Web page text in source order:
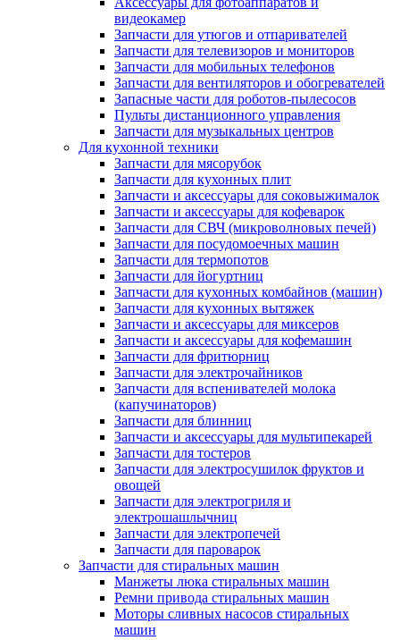
видеокамер
Запчасти для утюгов и отпаривателей
Запчасти для телевизоров и мониторов
Запчасти для мобильных телефонов
Запчасти для вентиляторов и обогревателей
Запасные части для роботов-пылесосов
Пульты дистанционного управления
Запчасти для музыкальных центров
Для кухонной техники
Запчасти для мясорубок
Запчасти для кухонных плит
Запчасти и аксессуары для соковыжималок
Запчасти и аксессуары для кофеварок
Запчасти для СВЧ (микроволновых печей)
Запчасти для посудомоечных машин
Запчасти для термопотов
Запчасти для йогуртниц
Запчасти для кухонных комбайнов (машин)
Запчасти для кухонных вытяжек
Запчасти и аксессуары для миксеров
Запчасти и аксессуары для кофемашин
Запчасти для фритюрниц
Запчасти для электрочайников
Запчасти для вспенивателей молока
(капучинаторов)
Запчасти для блинниц
Запчасти и аксессуары для мультипекарей
Запчасти для тостеров
Запчасти для электросушилок фруктов и
овощей
Запчасти для электрогриля и
электрошашлычниц
Запчасти для электропечей
Запчасти для пароварок
Запчасти для стиральных машин
Манжеты люка стиральных машин
Ремни привода стиральных машин
Моторы сливных насосов стиральных
машин